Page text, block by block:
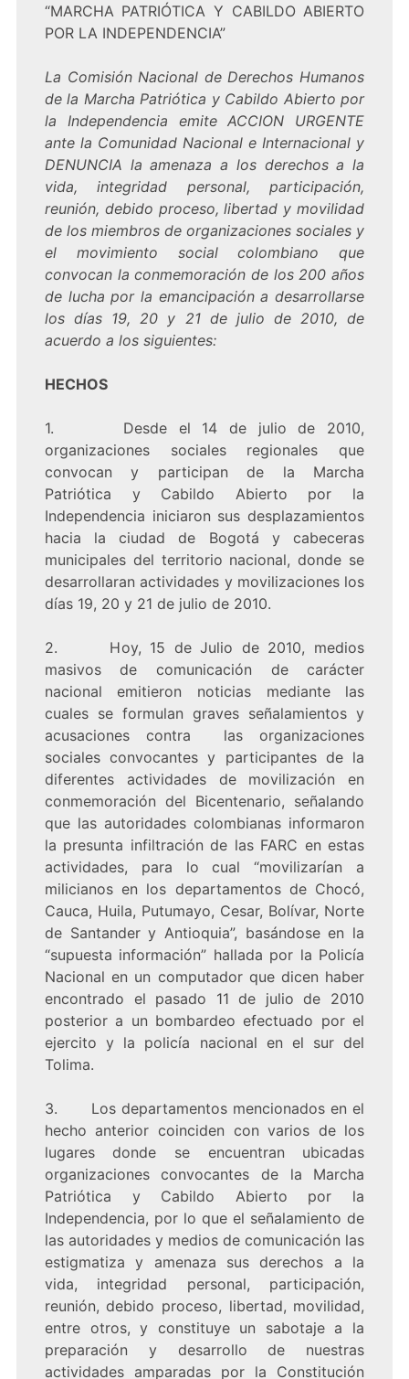
“MARCHA PATRIÓTICA Y CABILDO ABIERTO
POR LA INDEPENDENCIA”
La Comisión Nacional de Derechos Humanos
de la Marcha Patriótica y Cabildo Abierto por
la Independencia emite ACCION URGENTE
ante la Comunidad Nacional e Internacional y
DENUNCIA la amenaza a los derechos a la
vida, integridad personal, participación,
reunión, debido proceso, libertad y movilidad
de los miembros de organizaciones sociales y
el movimiento social colombiano que
convocan la conmemoración de los 200 años
de lucha por la emancipación a desarrollarse
los días 19, 20 y 21 de julio de 2010, de
acuerdo a los siguientes:
HECHOS
1. Desde el 14 de julio de 2010,
organizaciones sociales regionales que
convocan y participan de la Marcha
Patriótica y Cabildo Abierto por la
Independencia iniciaron sus desplazamientos
hacia la ciudad de Bogotá y cabeceras
municipales del territorio nacional, donde se
desarrollaran actividades y movilizaciones los
días 19, 20 y 21 de julio de 2010.
2. Hoy, 15 de Julio de 2010, medios
masivos de comunicación de carácter
nacional emitieron noticias mediante las
cuales se formulan graves señalamientos y
acusaciones contra las organizaciones
sociales convocantes y participantes de la
diferentes actividades de movilización en
conmemoración del Bicentenario, señalando
que las autoridades colombianas informaron
la presunta infiltración de las FARC en estas
actividades, para lo cual “movilizarían a
milicianos en los departamentos de Chocó,
Cauca, Huila, Putumayo, Cesar, Bolívar, Norte
de Santander y Antioquia”, basándose en la
“supuesta información” hallada por la Policía
Nacional en un computador que dicen haber
encontrado el pasado 11 de julio de 2010
posterior a un bombardeo efectuado por el
ejercito y la policía nacional en el sur del
Tolima.
3. Los departamentos mencionados en el
hecho anterior coinciden con varios de los
lugares donde se encuentran ubicadas
organizaciones convocantes de la Marcha
Patriótica y Cabildo Abierto por la
Independencia, por lo que el señalamiento de
las autoridades y medios de comunicación las
estigmatiza y amenaza sus derechos a la
vida, integridad personal, participación,
reunión, debido proceso, libertad, movilidad,
entre otros, y constituye un sabotaje a la
preparación y desarrollo de nuestras
actividades amparadas por la Constitución